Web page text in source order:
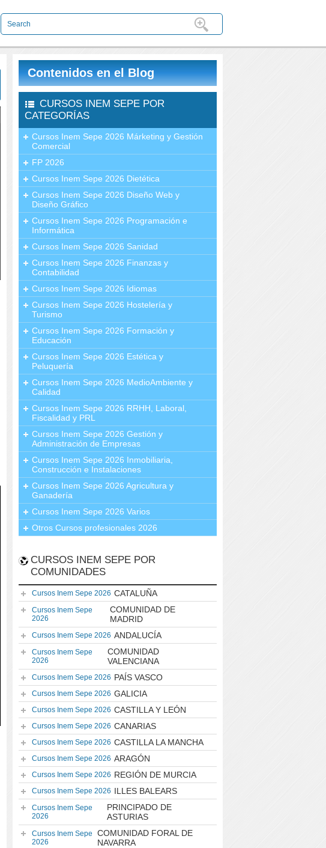
Contenidos en el Blog
CURSOS INEM SEPE POR
CATEGORÍAS
Cursos Inem Sepe 2026 Márketing y Gestión
Comercial
FP 2026
Cursos Inem Sepe 2026 Dietética
Cursos Inem Sepe 2026 Diseño Web y
Diseño Gráfico
Cursos Inem Sepe 2026 Programación e
Informática
Cursos Inem Sepe 2026 Sanidad
Cursos Inem Sepe 2026 Finanzas y
Contabilidad
Cursos Inem Sepe 2026 Idiomas
Cursos Inem Sepe 2026 Hostelería y
Turismo
Cursos Inem Sepe 2026 Formación y
Educación
Cursos Inem Sepe 2026 Estética y
Peluquería
Cursos Inem Sepe 2026 MedioAmbiente y
Calidad
Cursos Inem Sepe 2026 RRHH, Laboral,
Fiscalidad y PRL
Cursos Inem Sepe 2026 Gestión y
Administración de Empresas
Cursos Inem Sepe 2026 Inmobiliaria,
Construcción e Instalaciones
Cursos Inem Sepe 2026 Agricultura y
Ganadería
Cursos Inem Sepe 2026 Varios
Otros Cursos profesionales 2026
CURSOS INEM SEPE POR
COMUNIDADES
Cursos Inem Sepe 2026 CATALUÑA
Cursos Inem Sepe
2026
COMUNIDAD DE
MADRID
Cursos Inem Sepe 2026 ANDALUCÍA
Cursos Inem Sepe
2026
COMUNIDAD
VALENCIANA
Cursos Inem Sepe 2026 PAÍS VASCO
Cursos Inem Sepe 2026 GALICIA
Cursos Inem Sepe 2026 CASTILLA Y LEÓN
Cursos Inem Sepe 2026 CANARIAS
Cursos Inem Sepe 2026 CASTILLA LA MANCHA
Cursos Inem Sepe 2026 ARAGÓN
Cursos Inem Sepe 2026 REGIÓN DE MURCIA
Cursos Inem Sepe 2026 ILLES BALEARS
Cursos Inem Sepe
2026
PRINCIPADO DE
ASTURIAS
Cursos Inem Sepe
2026
COMUNIDAD FORAL DE
NAVARRA